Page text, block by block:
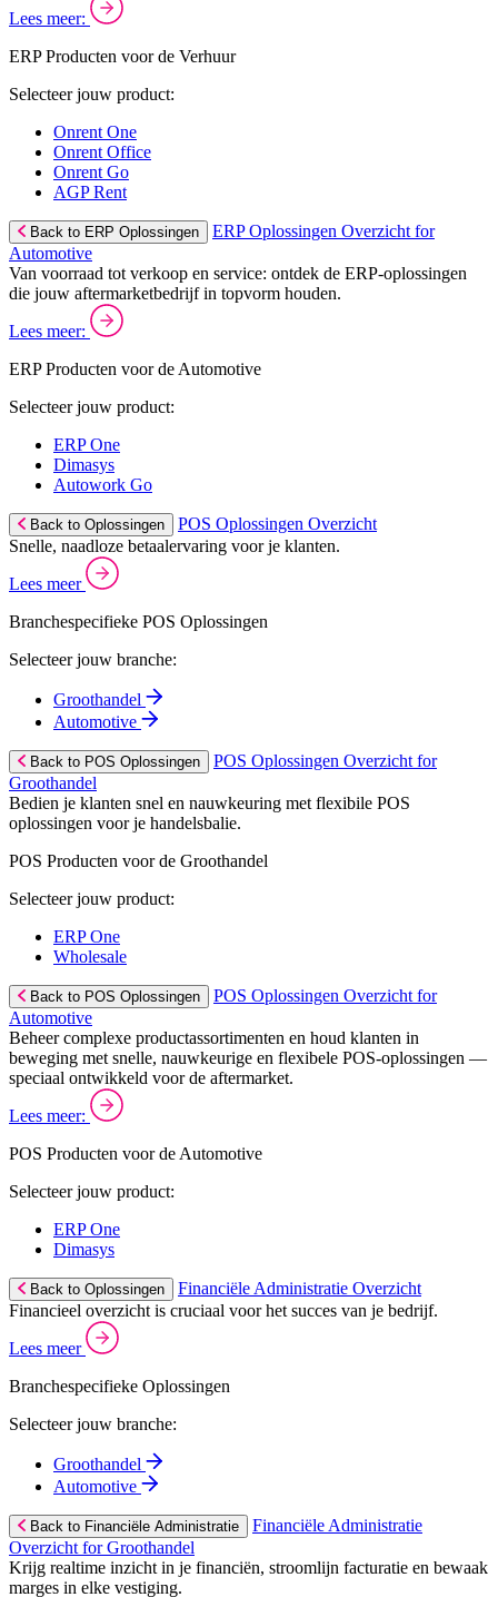
Lees meer:
ERP Producten voor de Verhuur
Selecteer jouw product:
Onrent One
Onrent Office
Onrent Go
AGP Rent
Back to ERP Oplossingen
ERP Oplossingen Overzicht for
Automotive
Van voorraad tot verkoop en service: ontdek de ERP-oplossingen
die jouw aftermarketbedrijf in topvorm houden.
Lees meer:
ERP Producten voor de Automotive
Selecteer jouw product:
ERP One
Dimasys
Autowork Go
Back to Oplossingen
POS Oplossingen Overzicht
Snelle, naadloze betaalervaring voor je klanten.
Lees meer
Branchespecifieke POS Oplossingen
Selecteer jouw branche:
Groothandel
Automotive
Back to POS Oplossingen
POS Oplossingen Overzicht for
Groothandel
Bedien je klanten snel en nauwkeuring met flexibile POS
oplossingen voor je handelsbalie.
POS Producten voor de Groothandel
Selecteer jouw product:
ERP One
Wholesale
Back to POS Oplossingen
POS Oplossingen Overzicht for
Automotive
Beheer complexe productassortimenten en houd klanten in
beweging met snelle, nauwkeurige en flexibele POS-oplossingen —
speciaal ontwikkeld voor de aftermarket.
Lees meer:
POS Producten voor de Automotive
Selecteer jouw product:
ERP One
Dimasys
Back to Oplossingen
Financiële Administratie Overzicht
Financieel overzicht is cruciaal voor het succes van je bedrijf.
Lees meer
Branchespecifieke Oplossingen
Selecteer jouw branche:
Groothandel
Automotive
Back to Financiële Administratie
Financiële Administratie
Overzicht for Groothandel
Krijg realtime inzicht in je financiën, stroomlijn facturatie en bewaak
marges in elke vestiging.